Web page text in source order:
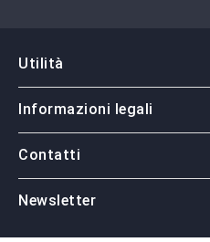
Utilità
Informazioni legali
Contatti
Newsletter